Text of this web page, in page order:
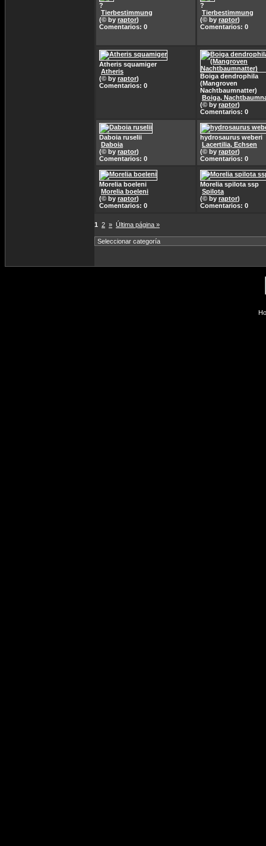
?
Tierbestimmung
(© by raptor)
Comentarios: 0
?
Tierbestimmung
(© by raptor)
Comentarios: 0
Atheris squamiger
Atheris
(© by raptor)
Comentarios: 0
Boiga dendrophila
(Mangroven
Nachtbaumnatter)
Boiga,
(© by raptor)
Comentarios: 0
Daboia ruselii
Daboia
(© by raptor)
Comentarios: 0
hydrosaurus weberi
Lacertilia, Echsen
(© by raptor)
Comentarios: 0
Morelia boeleni
Morelia boeleni
(© by raptor)
Comentarios: 0
Morelia spilota ssp
Spilota
(© by raptor)
Comentarios: 0
1 2 » Última página »